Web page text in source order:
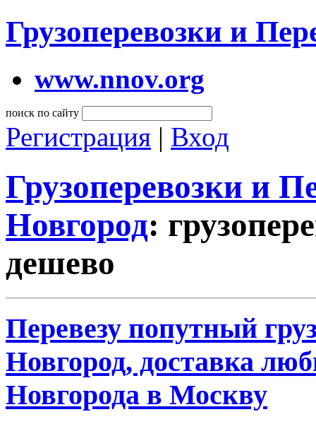
Грузоперевозки и
www.nnov.org
поиск по сайту
Регистрация | Вход
Грузоперевозки и
Новгород:
дешево
Перевезу попутный
Новгород, доставка
Новгорода в Москву